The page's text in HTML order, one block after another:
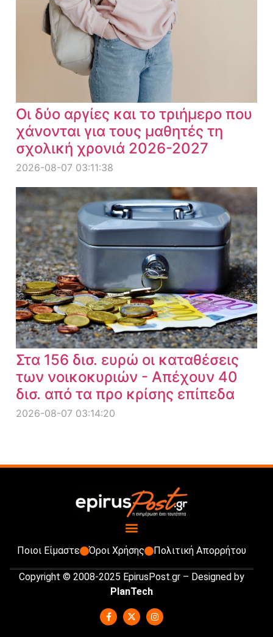
Οι δύο αργίες και το τριήμερο που
χάνονται για τους μαθητές τη
σχολική χρονιά 2026-2027
2026-08-07 03:11:38
Στα 156 δισ. ευρώ οι καταθέσεις
των νοικοκυριών - Απέχουν 40
δισ. από τα προ κρίσης επίπεδα
2026-08-07 03:14:20
Ποιοι Είμαστε Όροι Χρήσης Πολιτική Απορρήτου
Copyright © 2008-2025 EpirusPost.gr – Designed by
PlanTech